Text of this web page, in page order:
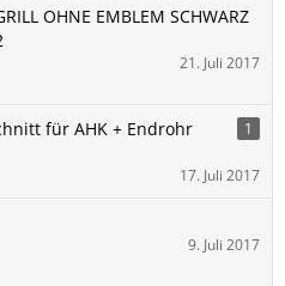
OHNE EMBLEM SCHWARZ
21. Juli 2017
für AHK + Endrohr
1
17. Juli 2017
9. Juli 2017